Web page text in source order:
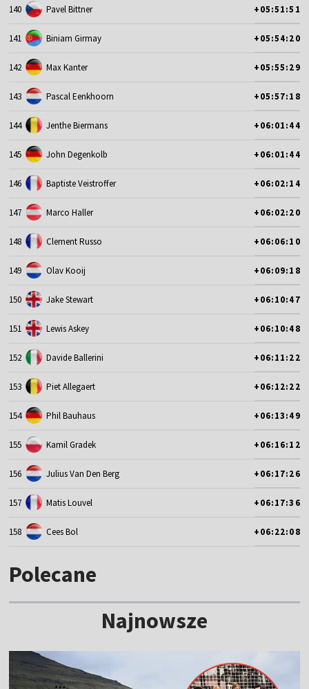
140 Pavel Bittner +05:51:51
141 Biniam Girmay +05:54:20
142 Max Kanter +05:55:29
143 Pascal Eenkhoorn +05:57:18
144 Jenthe Biermans +06:01:44
145 John Degenkolb +06:01:44
146 Baptiste Veistroffer +06:02:14
147 Marco Haller +06:02:20
148 Clement Russo +06:06:10
149 Olav Kooij +06:09:18
150 Jake Stewart +06:10:47
151 Lewis Askey +06:10:48
152 Davide Ballerini +06:11:22
153 Piet Allegaert +06:12:22
154 Phil Bauhaus +06:13:49
155 Kamil Gradek +06:16:12
156 Julius Van Den Berg +06:17:26
157 Matis Louvel +06:17:36
158 Cees Bol +06:22:08
Polecane
Najnowsze